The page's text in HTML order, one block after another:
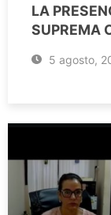
LA
SUPREMA
5 agosto,